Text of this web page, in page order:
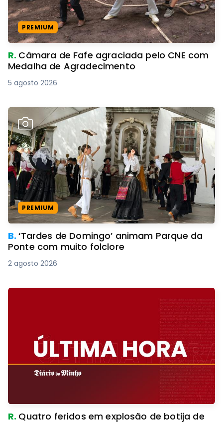
PREMIUM
R. Câmara de Fafe agraciada pelo CNE com
Medalha de Agradecimento
5 agosto 2026
PREMIUM
B.‘Tardes de Domingo’ animam Parque da
Ponte com muito folclore
2 agosto 2026
R. Quatro feridos em explosão de botija de